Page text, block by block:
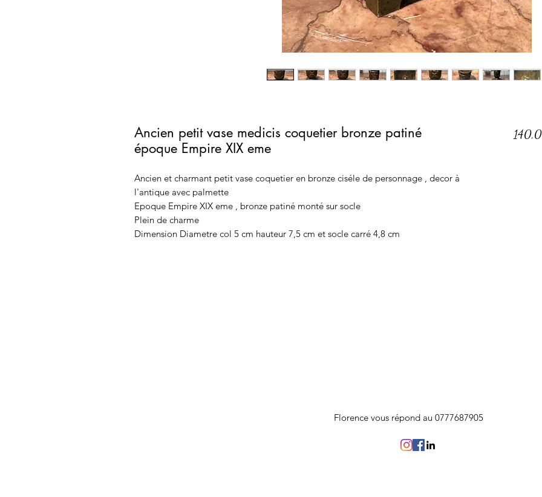
Ancien petit vase medicis coquetier bronze patiné
époque Empire XIX eme
Ancien et charmant petit vase coquetier en bronze ciséle de personnage , decor à
l'antique avec palmette
Epoque Empire XIX eme , bronze patiné monté sur socle
Plein de charme
Dimension Diametre col 5 cm hauteur 7,5 cm et socle carré 4,8 cm
Florence vous répond au 0777687905